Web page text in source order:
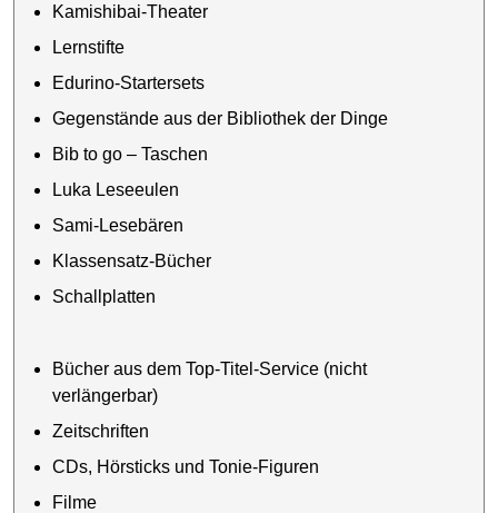
Kamishibai-Theater
Lernstifte
Edurino-Startersets
Gegenstände aus der Bibliothek der Dinge
Bib to go – Taschen
Luka Leseeulen
Sami-Lesebären
Klassensatz-Bücher
Schallplatten
Bücher aus dem Top-Titel-Service (nicht
verlängerbar)
Zeitschriften
CDs, Hörsticks und Tonie-Figuren
Filme